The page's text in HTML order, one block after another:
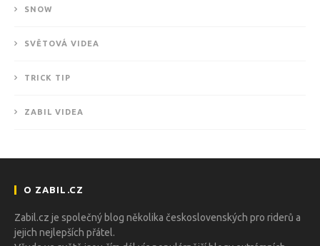
SNOW
SVĚTOVÁ VIDEA
TRICK TIP
ZABIL VIDEA
O ZABIL.CZ
Zabil.cz je společný blog několika československých pro riderů a
jejich nejlepších přátel.